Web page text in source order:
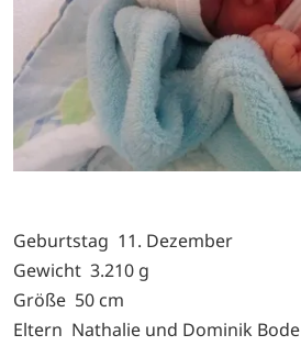
Geburtstag 11. Dezember
Gewicht 3.210 g
Größe 50 cm
Eltern Nathalie und Dominik Bode